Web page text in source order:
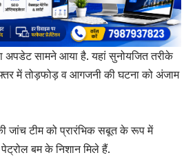
अपडेट सामने आया है. यहां सुनोयजित तरीके
में तोड़फोड़ व आगजनी की घटना को अंजाम
जांच टीम को प्रारंभिक सबूत के रूप में
बम के निशान मिले हैं.